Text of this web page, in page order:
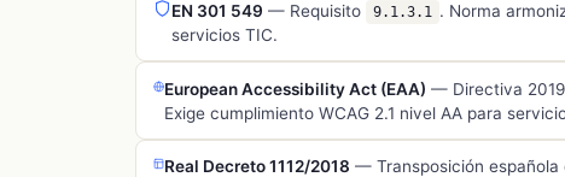
EN 301 549 — Requisito 9.1.3.1 . Norma
servicios TIC.
European Accessibility Act (EAA) — Directiva
Exige cumplimiento WCAG 2.1 nivel AA para
Real Decreto 1112/2018 — Transposición española